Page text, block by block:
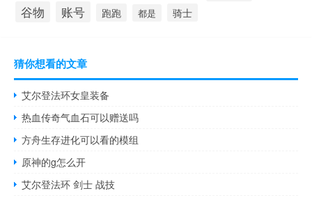
谷物 账号 跑跑 都是 骑士
猜你想看的文章
艾尔登法环女皇装备
热血传奇气血石可以赠送吗
方舟生存进化可以看的模组
原神的g怎么开
艾尔登法环 剑士 战技